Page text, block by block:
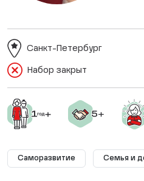
Набор закрыт
Санкт-Петербург
Саморазвитие Семья и